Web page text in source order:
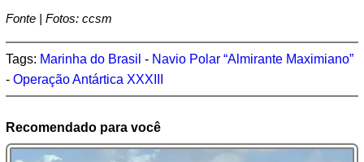
Fonte | Fotos: ccsm
Tags: Marinha do Brasil - Navio Polar “Almirante Maximiano”
- Operação Antártica XXXIII
Recomendado para você